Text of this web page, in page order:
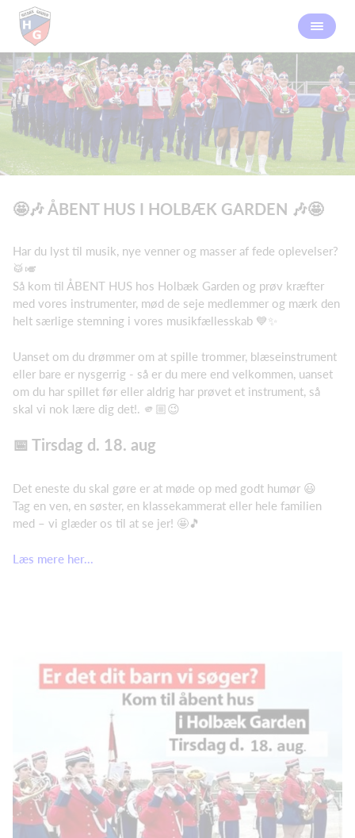
🤩🎶 ÅBENT HUS I HOLBÆK GARDEN 🎶🤩
Har du lyst til musik, nye venner og masser af fede oplevelser?
🥁🎺
Så kom til ÅBENT HUS hos Holbæk Garden og prøv kræfter
med vores instrumenter, mød de seje medlemmer og mærk den
helt særlige stemning i vores musikfællesskab 💙✨
Uanset om du drømmer om at spille trommer, blæseinstrument
eller bare er nysgerrig - så er du mere end velkommen, uanset
om du har spillet før eller aldrig har prøvet et instrument, så
skal vi nok lære dig det!. 🫵🏼😉
📅 Tirsdag d. 18. aug
Det eneste du skal gøre er at møde op med godt humør 😃
Tag en ven, en søster, en klassekammerat eller hele familien
med – vi glæder os til at se jer! 🤩🎵
Læs mere her...